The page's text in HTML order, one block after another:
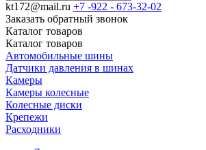
kt172@mail.ru +7 -922 - 673-32-02
Заказать обратный звонок
Каталог товаров
Каталог товаров
Автомобильные шины
Датчики давления в шинах
Камеры
Камеры колесные
Колесные диски
Крепежи
Расходники